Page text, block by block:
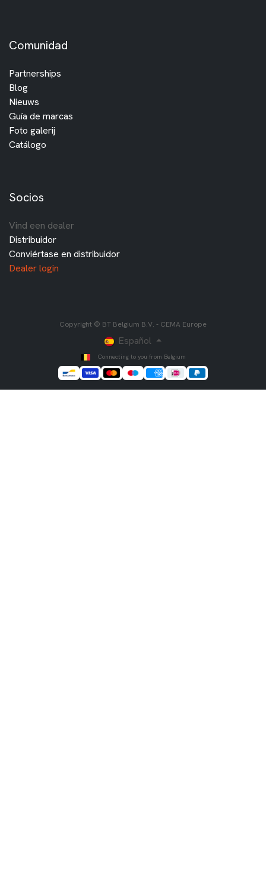
Comunidad
Partnerships
Blog
Nieuws
Guía de marcas
Foto galerij
Catálogo
Socios
Vind een dealer
Distribuidor
Conviértase en distribuidor
Dealer login
Copyright © BT Belgium B.V. - CEMA Europe
Español
Connecting to you from Belgium